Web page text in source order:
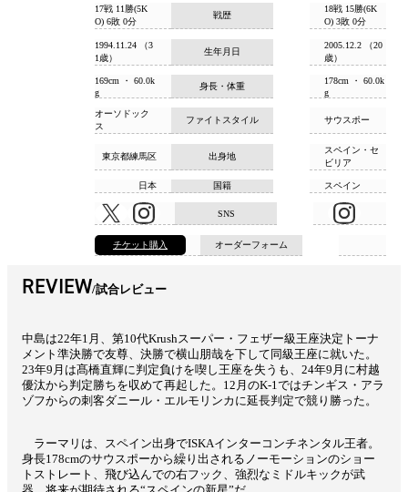
戦歴
17戦 11勝(5K
O) 6敗 0分
18戦 15勝(6K
O) 3敗 0分
生年月日
1994.11.24 （3
1歳）
2005.12.2 （20
歳）
身長・体重
169cm ・ 60.0k
g
178cm ・ 60.0k
g
ファイトスタイル
オーソドック
ス
サウスポー
出身地
東京都練馬区
スペイン・セ
ビリア
国籍
日本 スペイン
SNS
オーダーフォーム
チケット購入
REVIEW 試合レビュー
中島は22年1月、第10代Krushスーパー・フェザー級王座決定トーナ
メント準決勝で友尊、決勝で横山朋哉を下して同級王座に就いた。
23年9月は髙橋直輝に判定負けを喫し王座を失うも、24年9月に村越
優汰から判定勝ちを収めて再起した。12月のK-1ではチンギス・アラ
ゾフからの刺客ダニール・エルモリンカに延長判定で競り勝った。
ラーマリは、スペイン出身でISKAインターコンチネンタル王者。
身長178cmのサウスポーから繰り出されるノーモーションのショー
トストレート、飛び込んでの右フック、強烈なミドルキックが武